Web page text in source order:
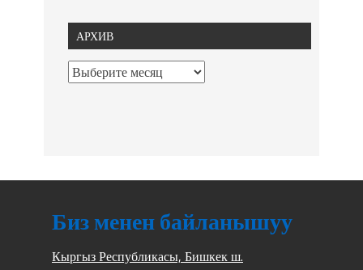
АРХИВ
Биз менен байланышуу
Кыргыз Республикасы, Бишкек ш.